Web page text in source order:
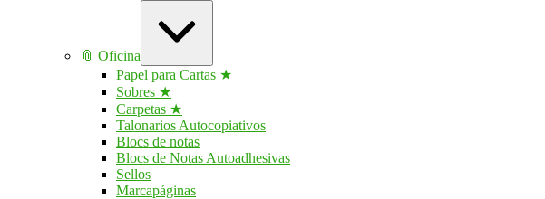
📎 Oficina
Papel para Cartas ★
Sobres ★
Carpetas ★
Talonarios Autocopiativos
Blocs de notas
Blocs de Notas Autoadhesivas
Sellos
Marcapáginas